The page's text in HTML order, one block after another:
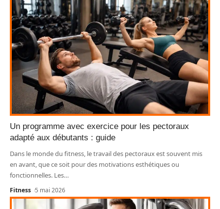
Un programme avec exercice pour les pectoraux
adapté aux débutants : guide
Dans le monde du fitness, le travail des pectoraux est souvent mis
en avant, que ce soit pour des motivations esthétiques ou
fonctionnelles. Les…
Fitness 5 mai 2026